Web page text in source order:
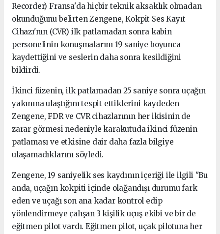
Recorder) Fransa'da hiçbir teknik aksaklık olmadan
okunduğunu belirten Zengene, Kokpit Ses Kayıt
Cihazı'nın (CVR) ilk patlamadan sonra kabin
personelinin konuşmalarını 19 saniye boyunca
kaydettiğini ve seslerin daha sonra kesildiğini
bildirdi.
İkinci füzenin, ilk patlamadan 25 saniye sonra uçağın
yakınına ulaştığını tespit ettiklerini kaydeden
Zengene, FDR ve CVR cihazlarının her ikisinin de
zarar görmesi nedeniyle karakutuda ikinci füzenin
patlaması ve etkisine dair daha fazla bilgiye
ulaşamadıklarını söyledi.
Zengene, 19 saniyelik ses kaydının içeriği ile ilgili "Bu
anda, uçağın kokpiti içinde olağandışı durumu fark
eden ve uçağı son ana kadar kontrol edip
yönlendirmeye çalışan 3 kişilik uçuş ekibi ve bir de
eğitmen pilot vardı. Eğitmen pilot, uçak pilotuna her